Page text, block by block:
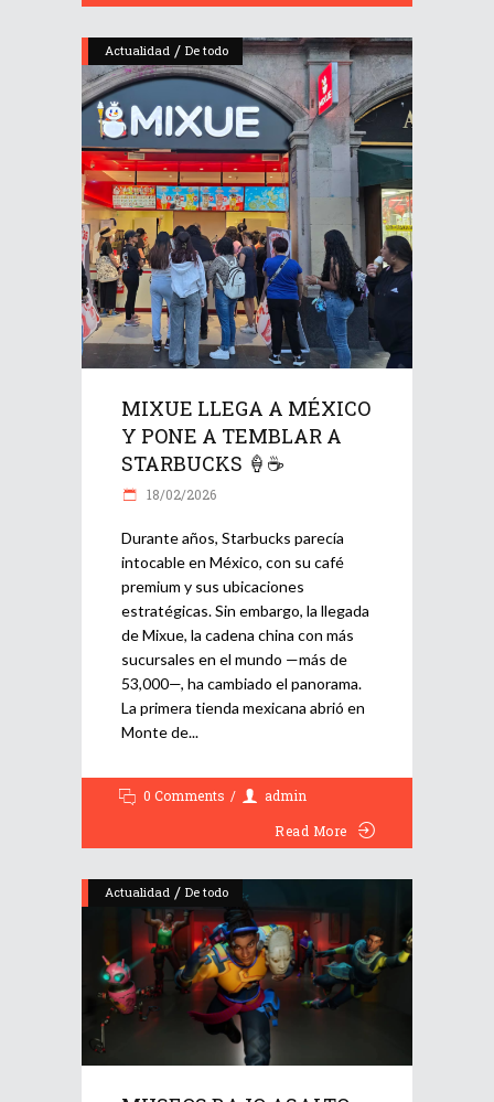
Actualidad / De todo
MIXUE LLEGA A MÉXICO
Y PONE A TEMBLAR A
STARBUCKS 🍦☕
18/02/2026
Durante años, Starbucks parecía
intocable en México, con su café
premium y sus ubicaciones
estratégicas. Sin embargo, la llegada
de Mixue, la cadena china con más
sucursales en el mundo —más de
53,000—, ha cambiado el panorama.
La primera tienda mexicana abrió en
Monte de
0 Comments
admin
Read More
Actualidad / De todo